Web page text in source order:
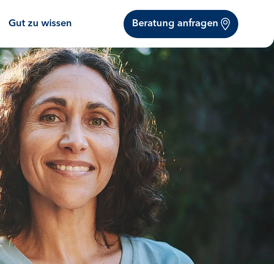
Gut zu wissen Beratung anfragen